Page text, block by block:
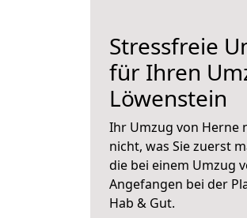
Stressfreie
für Ihren
Löwenstein
Ihr Umzug von Herne
nicht, was Sie zuerst
die bei einem Umzug
Angefangen bei der
Hab & Gut.